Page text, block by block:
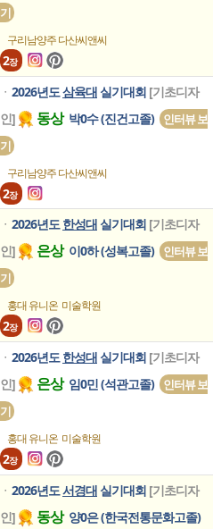
기
구리남양주 다산씨앤씨
2장
ㆍ 2026년도삼육대 실기대회 [기초디자
인]
동상박0수 (진건고졸)
인터뷰 보
기
구리남양주 다산씨앤씨
2장
ㆍ 2026년도 한성대 실기대회 [기초디자
인]
은상이0하 (성복고졸)
인터뷰 보
기
홍대 유니온 미술학원
2장
ㆍ 2026년도 한성대 실기대회 [기초디자
인]
은상임0민 (석관고졸)
인터뷰 보
기
홍대 유니온 미술학원
2장
ㆍ 2026년도서경대 실기대회 [기초디자
인]
동상양0은 (한국전통문화고졸)